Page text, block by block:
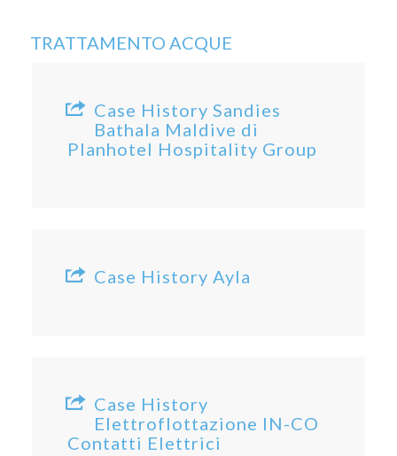
TRATTAMENTO ACQUE
Case History Sandies
Bathala Maldive di
Planhotel Hospitality Group
Case History Ayla
Case History
Elettroflottazione IN-CO
Contatti Elettrici